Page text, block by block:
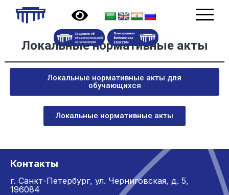
Локальные нормативные акты
Локальные нормативные акты для
обучающихся
Локальные нормативные акты
Контакты
г. Санкт-Петербург, ул. Черниговская, д. 5,
196084